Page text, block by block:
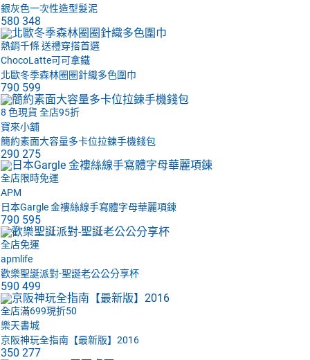
銀灰色一次性造型髮泥
580 348
熱銷千條 送禮穿搭首選
ChocoLatte可可拿鐵
北歐冬季森林圈圈針織多色圍巾
790 599
8 色現貨 全店95折
寶來小舖
簡約素面大容量多卡位拉鍊手機錢包
290 275
全店限時免運
APM
日本Gargle 金褸絲線手寫體字母華麗項鍊
790 595
全店免運
apmlife
歡樂聖誕派對-聖誕老公公分享杯
590 499
全店滿699現折50
樂天書城
京阪神玩全指南【最新版】2016
350 277